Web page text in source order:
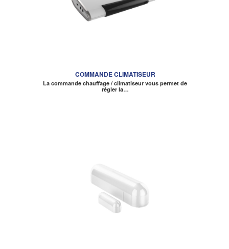
COMMANDE CLIMATISEUR
La commande chauffage / climatiseur vous permet de
régler la…